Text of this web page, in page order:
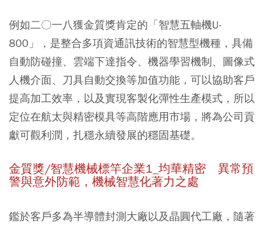
例如二〇一八獲金質獎肯定的「智慧五軸機U-
800」，是整合多項資通訊技術的智慧型機種，具備
自動防碰撞、雲端下達指令、機器學習機制、圖像式
人機介面、刀具自動交換等加值功能，可以協助客戶
提高加工效率，以及實現客製化彈性生產模式，所以
定位在航太與精密模具等高階應用市場，將為公司貢
獻可觀利潤，扎穩永續發展的穩固基礎。
金質獎/智慧機械標竿企業1_均華精密 異常預
警與意外防範，機械智慧化著力之處
鑑於客戶多為半導體封測大廠以及晶圓代工廠，隨著